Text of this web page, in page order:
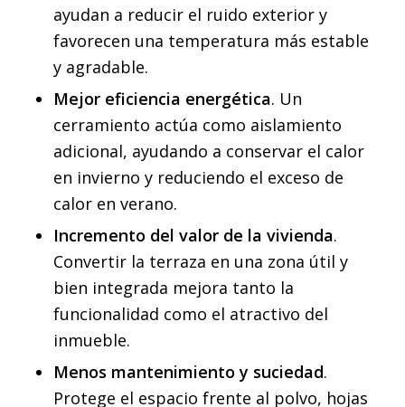
ayudan a reducir el ruido exterior y
favorecen una temperatura más estable
y agradable.
Mejor eficiencia energética. Un
cerramiento actúa como aislamiento
adicional, ayudando a conservar el calor
en invierno y reduciendo el exceso de
calor en verano.
Incremento del valor de la vivienda.
Convertir la terraza en una zona útil y
bien integrada mejora tanto la
funcionalidad como el atractivo del
inmueble.
Menos mantenimiento y suciedad.
Protege el espacio frente al polvo, hojas